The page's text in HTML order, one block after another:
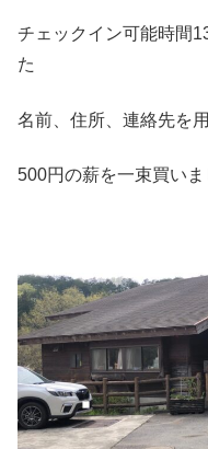
チェックイン可能時間
た
名前、住所、連絡先を
500円の薪を一束買いま